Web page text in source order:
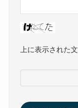
上に表示された